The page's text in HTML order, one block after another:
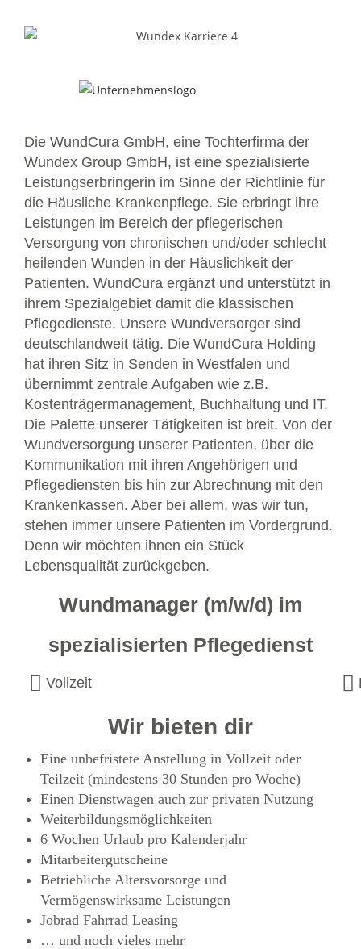
Die WundCura GmbH, eine Tochterfirma der
Wundex Group GmbH, ist eine spezialisierte
Leistungserbringerin im Sinne der Richtlinie für
die Häusliche Krankenpflege. Sie erbringt ihre
Leistungen im Bereich der pflegerischen
Versorgung von chronischen und/oder schlecht
heilenden Wunden in der Häuslichkeit der
Patienten. WundCura ergänzt und unterstützt in
ihrem Spezialgebiet damit die klassischen
Pflegedienste. Unsere Wundversorger sind
deutschlandweit tätig. Die WundCura Holding
hat ihren Sitz in Senden in Westfalen und
übernimmt zentrale Aufgaben wie z.B.
Kostenträgermanagement, Buchhaltung und IT.
Die Palette unserer Tätigkeiten ist breit. Von der
Wundversorgung unserer Patienten, über die
Kommunikation mit ihren Angehörigen und
Pflegediensten bis hin zur Abrechnung mit den
Krankenkassen. Aber bei allem, was wir tun,
stehen immer unsere Patienten im Vordergrund.
Denn wir möchten ihnen ein Stück
Lebensqualität zurückgeben.
Wundmanager (m/w/d) im
spezialisierten Pflegedienst
Vollzeit
Wir bieten dir
Eine unbefristete Anstellung in Vollzeit oder
Teilzeit (mindestens 30 Stunden pro Woche)
Einen Dienstwagen auch zur privaten Nutzung
Weiterbildungsmöglichkeiten
6 Wochen Urlaub pro Kalenderjahr
Mitarbeitergutscheine
Betriebliche Altersvorsorge und
Vermögenswirksame Leistungen
Jobrad Fahrrad Leasing
… und noch vieles mehr